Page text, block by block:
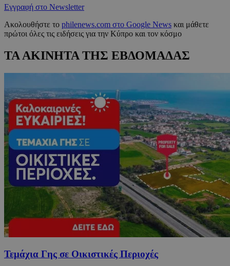
Εγγραφή στο Newsletter
Ακολουθήστε το philenews.com στο Google News και μάθετε
πρώτοι όλες τις ειδήσεις για την Κύπρο και τον κόσμο
ΤΑ ΑΚΙΝΗΤΑ ΤΗΣ ΕΒΔΟΜΑΔΑΣ
Τεμάχια Γης σε Οικιστικές Περιοχές